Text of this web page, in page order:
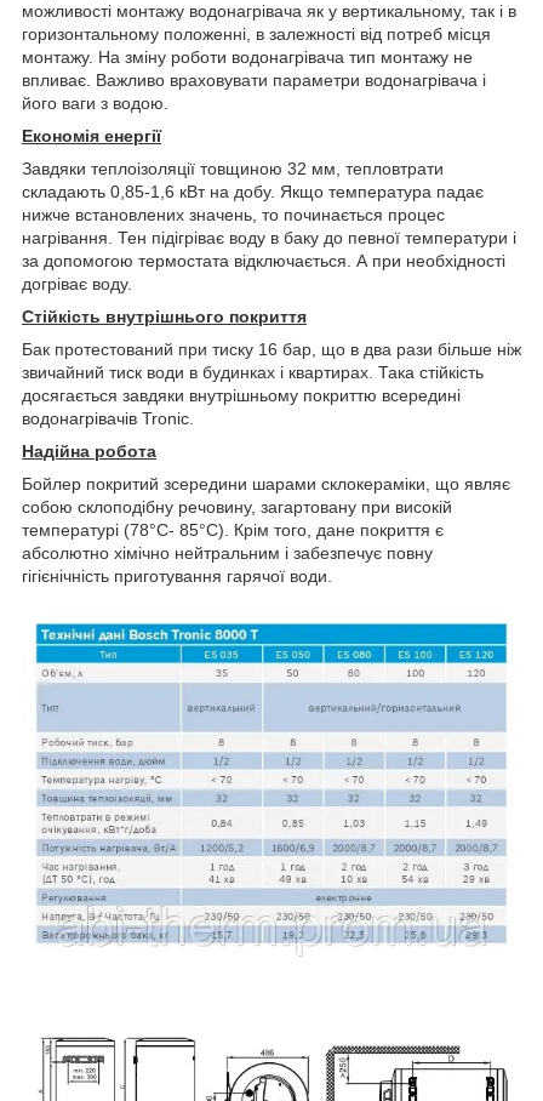
можливості монтажу водонагрівача як у вертикальному, так і в
горизонтальному положенні, в залежності від потреб місця
монтажу. На зміну роботи водонагрівача тип монтажу не
впливає. Важливо враховувати параметри водонагрівача і
його ваги з водою.
Економія енергії
Завдяки теплоізоляції товщиною 32 мм, тепловтрати
складають 0,85-1,6 кВт на добу. Якщо температура падає
нижче встановлених значень, то починається процес
нагрівання. Тен підігріває воду в баку до певної температури і
за допомогою термостата відключається. А при необхідності
догріває воду.
Стійкість внутрішнього покриття
Бак протестований при тиску 16 бар, що в два рази більше ніж
звичайний тиск води в будинках і квартирах. Така стійкість
досягається завдяки внутрішньому покриттю всередині
водонагрівачів Tronic.
Надійна робота
Бойлер покритий зсередини шарами склокераміки, що являє
собою склоподібну речовину, загартовану при високій
температурі (78°С- 85°С). Крім того, дане покриття є
абсолютно хімічно нейтральним і забезпечує повну
гігієнічність приготування гарячої води.